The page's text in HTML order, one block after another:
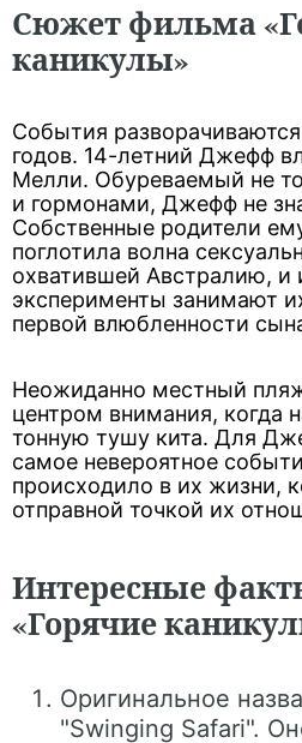
Сюжет фильма
каникулы»
События
годов. 14-летний Джефф
Мелли. Обуреваемый не
и гормонами, Джефф не
Собственные родители
поглотила волна
охватившей Австралию, и
эксперименты занимают
первой влюбленности
Неожиданно местный
центром внимания, когда
тонную тушу кита. Для
самое невероятное
происходило в их жизни,
отправной точкой их
Интересные
«Горячие
Оригинальное
"Swinging Safari".